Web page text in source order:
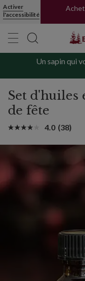
Activer
l'accessibilité
Un sapin qui
Set d'huiles
de fête
4.0 (38)
Set d'huiles essentielles